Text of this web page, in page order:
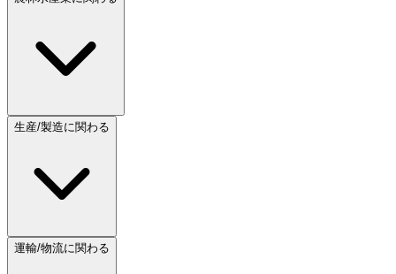
生産/製造に関わる
運輸/物流に関わる